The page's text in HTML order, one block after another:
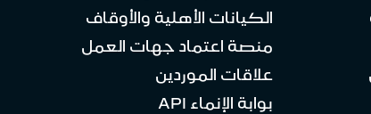
الكيانات الأهلية والأوقاف
منصة اعتماد جهات العمل
علاقات الموردين
بوابة الإنماء API